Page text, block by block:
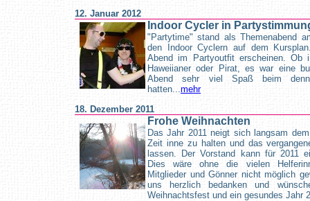
12. Januar 2012
Indoor Cycler in
"Partytime" stand als Themenabend
den Indoor Cyclern auf dem
Abend im Partyoutfit erscheinen. Ob
Haweiianer oder Pirat, es war eine
Abend sehr viel Spaß beim
hatten...mehr
18. Dezember 2011
Frohe Weihnachten
Das Jahr 2011 neigt sich langsam
Zeit inne zu halten und das
lassen. Der Vorstand kann für 2011
Dies wäre ohne die vielen
Mitglieder und Gönner nicht möglich
uns herzlich bedanken und
Weihnachtsfest und ein gesundes Jahr